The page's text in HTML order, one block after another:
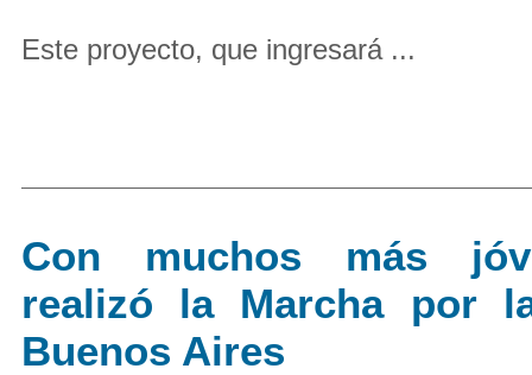
Este proyecto, que ingresará ...
Con muchos más
realizó la Marcha por
Buenos Aires